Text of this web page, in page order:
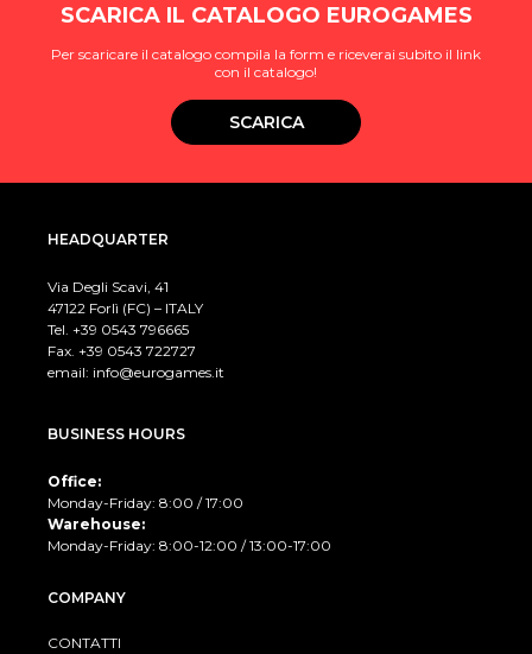
SCARICA IL CATALOGO EUROGAMES
Per scaricare il catalogo compila la form e riceverai subito il link
con il catalogo!
SCARICA
HEADQUARTER
Via Degli Scavi, 41
47122 Forlì (FC) – ITALY
Tel. +39 0543 796665
Fax. +39 0543 722727
email: info@eurogames.it
BUSINESS HOURS
Office:
Monday-Friday: 8:00 / 17:00
Warehouse:
Monday-Friday: 8:00-12:00 / 13:00-17:00
COMPANY
CONTATTI